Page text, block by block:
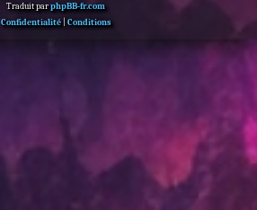
Traduit parphpBB-fr.com
Confidentialité| Conditions